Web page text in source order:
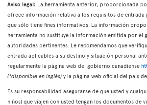
Aviso legal: La herramienta anterior, proporcionada
ofrece información relativa a los requisitos de entrada
que sólo tiene fines informativos. La información
herramienta no sustituye la información emitida por el
autoridades pertinentes. Le recomendamos que
entrada aplicables a su destino y situación personal
regularmente la página web del gobierno canadiense
(*disponible en inglés) y la página web oficial del país
Es su responsabilidad asegurarse de que usted y
niños) que viajen con usted tengan los documentos de